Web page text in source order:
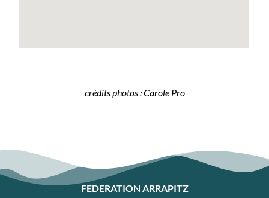
crédits photos : Carole Pro
FEDERATION ARRAPITZ